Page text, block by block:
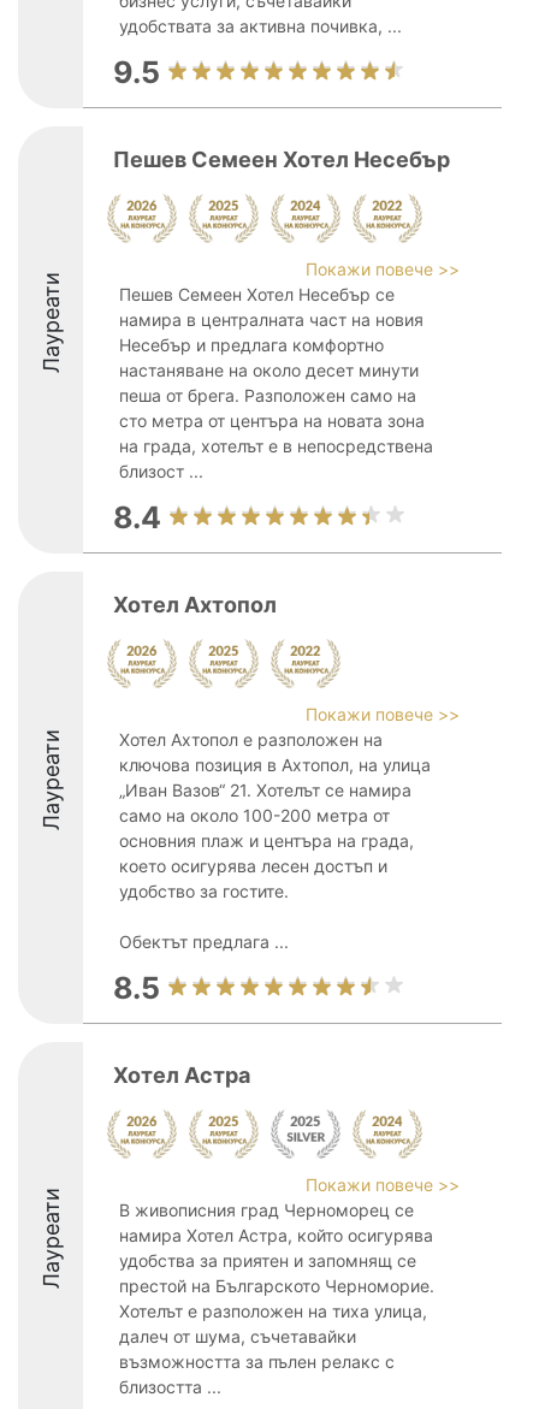
удобствата за активна почивка, ...
9.5
Лауреати
Пешев Семеен Хотел Несебър
Покажи повече >>
Пешев Семеен Хотел Несебър се
намира в централната част на новия
Несебър и предлага комфортно
настаняване на около десет минути
пеша от брега. Разположен само на
сто метра от центъра на новата зона
на града, хотелът е в непосредствена
близост ...
8.4
Лауреати
Хотел Ахтопол
Покажи повече >>
Хотел Ахтопол е разположен на
ключова позиция в Ахтопол, на улица
„Иван Вазов“ 21. Хотелът се намира
само на около 100-200 метра от
основния плаж и центъра на града,
което осигурява лесен достъп и
удобство за гостите.
Обектът предлага ...
8.5
Лауреати
Хотел Астра
Покажи повече >>
В живописния град Черноморец се
намира Хотел Астра, който осигурява
удобства за приятен и запомнящ се
престой на Българското Черноморие.
Хотелът е разположен на тиха улица,
далеч от шума, съчетавайки
възможността за пълен релакс с
близостта ...